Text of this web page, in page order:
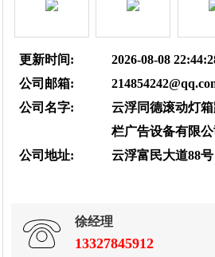
更新时间:
2026-08-08
公司邮箱:
公司名字:
云浮同德滚动灯
栏广告设备有限公
公司地址:
云浮富民大道88号
徐经理
13327845912